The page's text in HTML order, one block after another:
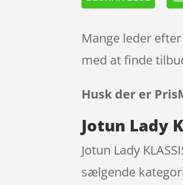
Mange leder
med at finde
Husk der er
Jotun Lady
Jotun Lady
sælgende